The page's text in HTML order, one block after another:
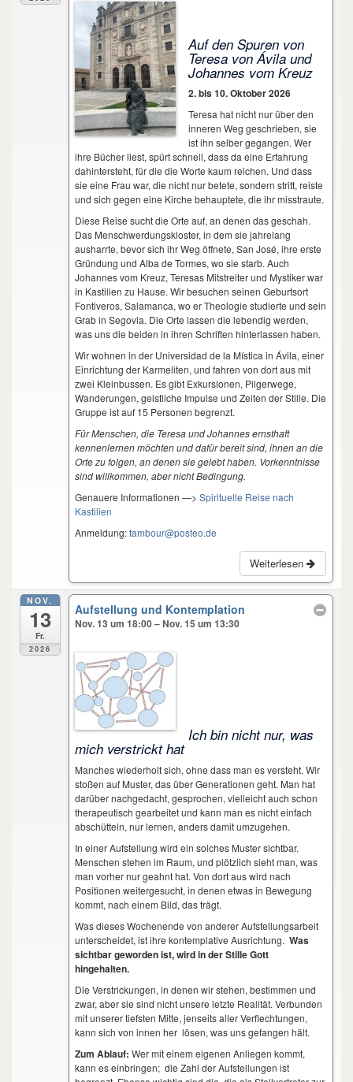
Auf den Spuren von
Teresa von Ávila und
Johannes vom Kreuz
2. bis 10. Oktober 2026
Teresa hat nicht nur über den
inneren Weg geschrieben, sie
ist ihn selber gegangen. Wer
ihre Bücher liest, spürt schnell, dass da eine Erfahrung
dahintersteht, für die die Worte kaum reichen. Und dass
sie eine Frau war, die nicht nur betete, sondern stritt, reiste
und sich gegen eine Kirche behauptete, die ihr misstraute.
Diese Reise sucht die Orte auf, an denen das geschah.
Das Menschwerdungskloster, in dem sie jahrelang
ausharrte, bevor sich ihr Weg öffnete, San José, ihre erste
Gründung und Alba de Tormes, wo sie starb. Auch
Johannes vom Kreuz, Teresas Mitstreiter und Mystiker war
in Kastilien zu Hause. Wir besuchen seinen Geburtsort
Fontiveros, Salamanca, wo er Theologie studierte und sein
Grab in Segovia. Die Orte lassen die lebendig werden,
was uns die beiden in ihren Schriften hinterlassen haben.
Wir wohnen in der Universidad de la Mística in Ávila, einer
Einrichtung der Karmeliten, und fahren von dort aus mit
zwei Kleinbussen. Es gibt Exkursionen, Pilgerwege,
Wanderungen, geistliche Impulse und Zeiten der Stille. Die
Gruppe ist auf 15 Personen begrenzt.
Für Menschen, die Teresa und Johannes ernsthaft
kennenlernen möchten und dafür bereit sind, ihnen an die
Orte zu folgen, an denen sie gelebt haben. Vorkenntnisse
sind willkommen, aber nicht Bedingung.
Genauere Informationen —>Spirituelle Reise nach
Kastilien
Anmeldung:tambour@posteo.de
Weiterlesen
NOV.
13
Fr.
2026
Aufstellung und Kontemplation
Nov. 13 um 18:00 – Nov. 15 um 13:30
Ich bin nicht nur, was
mich verstrickt hat
Manches wiederholt sich, ohne dass man es versteht. Wir
stoßen auf Muster, das über Generationen geht. Man hat
darüber nachgedacht, gesprochen, vielleicht auch schon
therapeutisch gearbeitet und kann man es nicht einfach
abschütteln, nur lernen, anders damit umzugehen.
In einer Aufstellung wird ein solches Muster sichtbar.
Menschen stehen im Raum, und plötzlich sieht man, was
man vorher nur geahnt hat. Von dort aus wird nach
Positionen weitergesucht, in denen etwas in Bewegung
kommt, nach einem Bild, das trägt.
Was dieses Wochenende von anderer Aufstellungsarbeit
unterscheidet, ist ihre kontemplative Ausrichtung.Was
sichtbar geworden ist, wird in der Stille Gott
hingehalten.
Die Verstrickungen, in denen wir stehen, bestimmen und
zwar, aber sie sind nicht unsere letzte Realität. Verbunden
mit unserer tiefsten Mitte, jenseits aller Verflechtungen,
kann sich von innen her lösen, was uns gefangen hält.
Zum Ablauf: Wer mit einem eigenen Anliegen kommt,
kann es einbringen; die Zahl der Aufstellungen ist